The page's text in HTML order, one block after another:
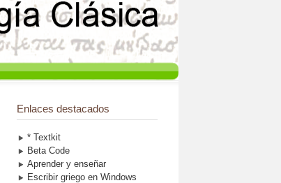
Enlaces destacados
* Textkit
Beta Code
Aprender y enseñar
Escribir griego en Windows